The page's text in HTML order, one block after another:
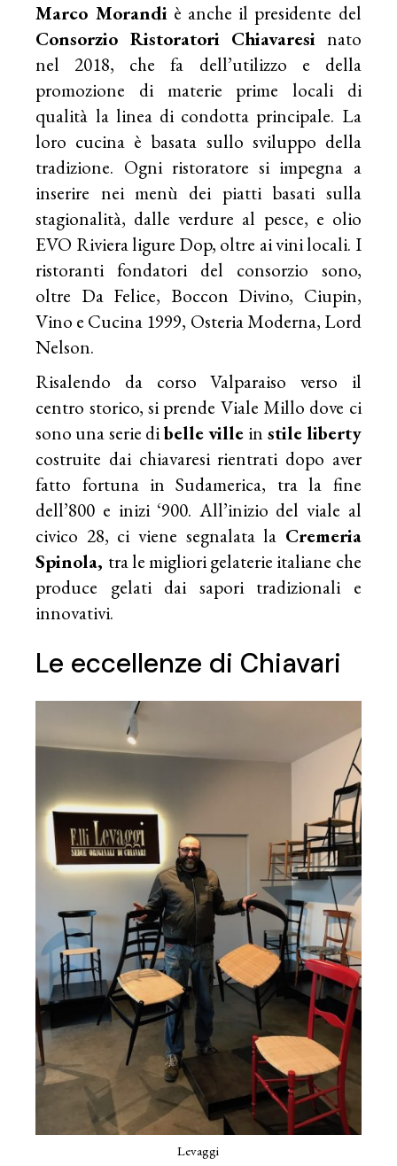
Marco Morandiè anche il presidente del
Consorzio Ristoratori Chiavaresi nato
nel 2018, che fa dell’utilizzo e della
promozione di materie prime locali di
qualità la linea di condotta principale. La
loro cucina è basata sullo sviluppo della
tradizione. Ogni ristoratore si impegna a
inserire nei menù dei piatti basati sulla
stagionalità, dalle verdure al pesce, e olio
EVO Riviera ligure Dop, oltre ai vini locali. I
ristoranti fondatori del consorzio sono,
oltre Da Felice, Boccon Divino, Ciupin,
Vino e Cucina 1999, Osteria Moderna, Lord
Nelson.
Risalendo da corso Valparaiso verso il
centro storico, si prende Viale Millo dove ci
sono una serie dibelle ville in stile liberty
costruite dai chiavaresi rientrati dopo aver
fatto fortuna in Sudamerica, tra la fine
dell’800 e inizi ‘900. All’inizio del viale al
civico 28, ci viene segnalata la Cremeria
Spinola, tra le migliori gelaterie italiane che
produce gelati dai sapori tradizionali e
innovativi.
Le eccellenze di Chiavari
Levaggi